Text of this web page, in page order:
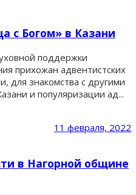
с Богом» в Казани
поддержки
прихожан адвентистских
для знакомства с другими
и популяризации ад...
11 февраля, 2022
в Нагорной общине